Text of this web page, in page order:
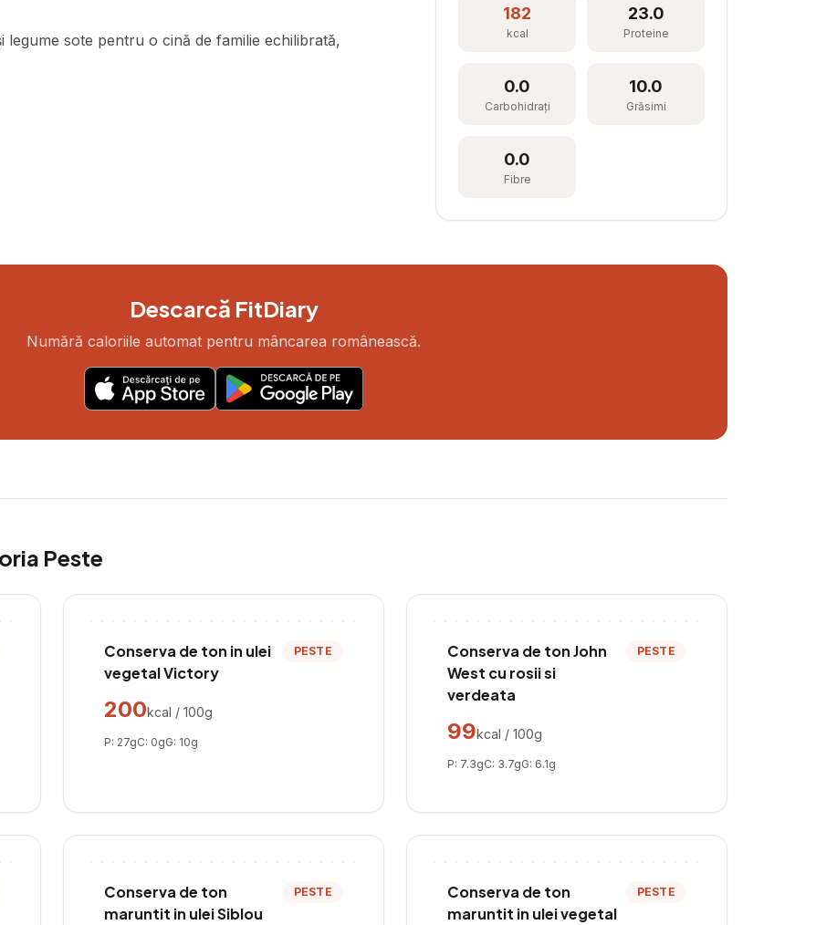
sote pentru o cină de familie echilibrată,
182
kcal
23.0
Proteine
0.0
Carbohidrați
10.0
Grăsimi
0.0
Fibre
Descarcă FitDiary
Numără caloriile automat pentru mâncarea românească.
Peste
Conserva de ton in ulei
vegetal Victory
PESTE
200kcal / 100g
P: 27gC: 0gG: 10g
Conserva de ton John
West cu rosii si
verdeata
PESTE
99kcal / 100g
P: 7.3gC: 3.7gG: 6.1g
Conserva de ton
maruntit in ulei Siblou
PESTE
Conserva de ton
maruntit in ulei vegetal
PESTE